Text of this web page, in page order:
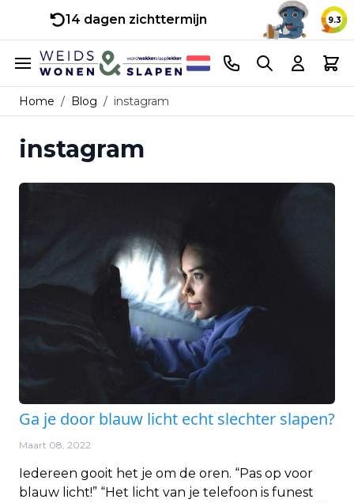
14 dagen zichttermijn 9.3
Ga naar de inhoud
Telefoonnummer
Search Cart
Home / Blog / instagram
instagram
Ga je door blauw licht echt slechter slapen?
Maart 08, 2022
Iedereen gooit het je om de oren. “Pas op voor
blauw licht!” “Het licht van je telefoon is funest